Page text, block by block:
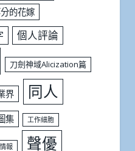
的花嫁
個人評論
刀劍神域Alicization篇
界 同人
集 工作細胞
報 聲優